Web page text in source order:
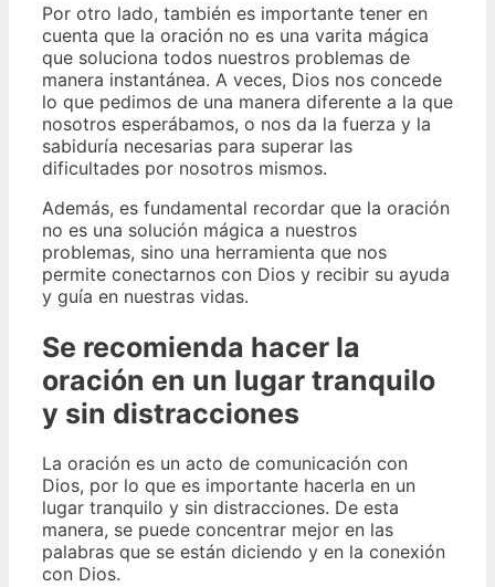
Por otro lado, también es importante tener en
cuenta que la oración no es una varita mágica
que soluciona todos nuestros problemas de
manera instantánea. A veces, Dios nos concede
lo que pedimos de una manera diferente a la que
nosotros esperábamos, o nos da la fuerza y la
sabiduría necesarias para superar las
dificultades por nosotros mismos.
Además, es fundamental recordar que la oración
no es una solución mágica a nuestros
problemas, sino una herramienta que nos
permite conectarnos con Dios y recibir su ayuda
y guía en nuestras vidas.
Se recomienda hacer la
oración en un lugar tranquilo
y sin distracciones
La oración es un acto de comunicación con
Dios, por lo que es importante hacerla en un
lugar tranquilo y sin distracciones. De esta
manera, se puede concentrar mejor en las
palabras que se están diciendo y en la conexión
con Dios.